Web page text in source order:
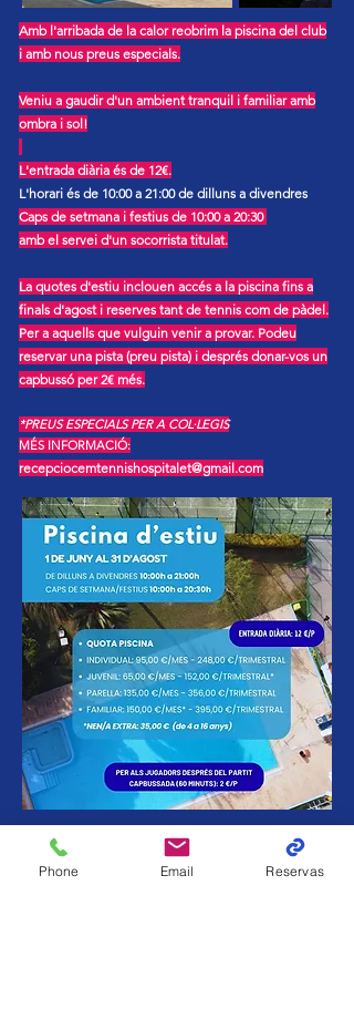
Amb l'arribada de la calor reobrim la piscina del club
i amb nous preus especials.
Veniu a gaudir d'un ambient tranquil i familiar amb
ombra i sol!
L'entrada diària és de 12€.
L'horari és de 10:00 a 21:00 de dilluns a divendres
Caps de setmana i festius de 10:00 a 20:30
amb el servei d'un socorrista titulat.
La quotes d'estiu inclouen accés a la piscina fins a
finals d'agost i reserves tant de tennis com de pàdel.
Per a aquells que vulguin venir a provar. Podeu
reservar una pista (preu pista) i després donar-vos un
capbussó per 2€ més.
*PREUS ESPECIALS PER A COL·LEGIS
MÉS INFORMACIÓ:​
recepciocemtennishospitalet@gmail.com
Phone Email Reservas